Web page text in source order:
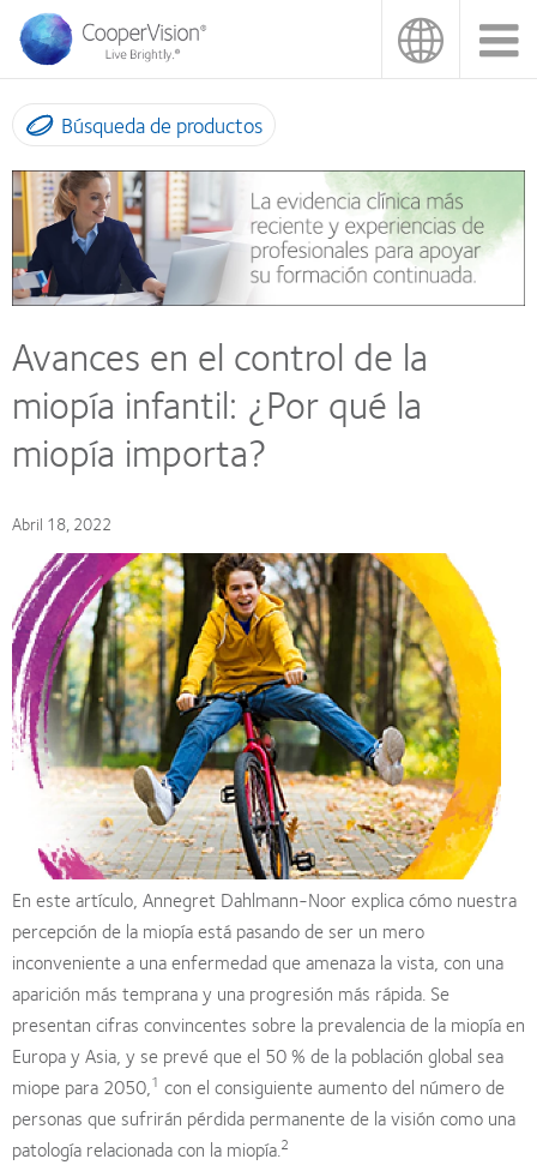
Pasar
contenido
principal
Búsqueda de productos
Avances en el control de la
miopía infantil: ¿Por qué la
miopía importa?
Abril 18, 2022
En este artículo, Annegret Dahlmann-Noor explica cómo nuestra
percepción de la miopía está pasando de ser un mero
inconveniente a una enfermedad que amenaza la vista, con una
aparición más temprana y una progresión más rápida. Se
presentan cifras convincentes sobre la prevalencia de la miopía en
Europa y Asia, y se prevé que el 50 % de la población global sea
miope para 2050,1 con el consiguiente aumento del número de
personas que sufrirán pérdida permanente de la visión como una
patología relacionada con la miopía.2